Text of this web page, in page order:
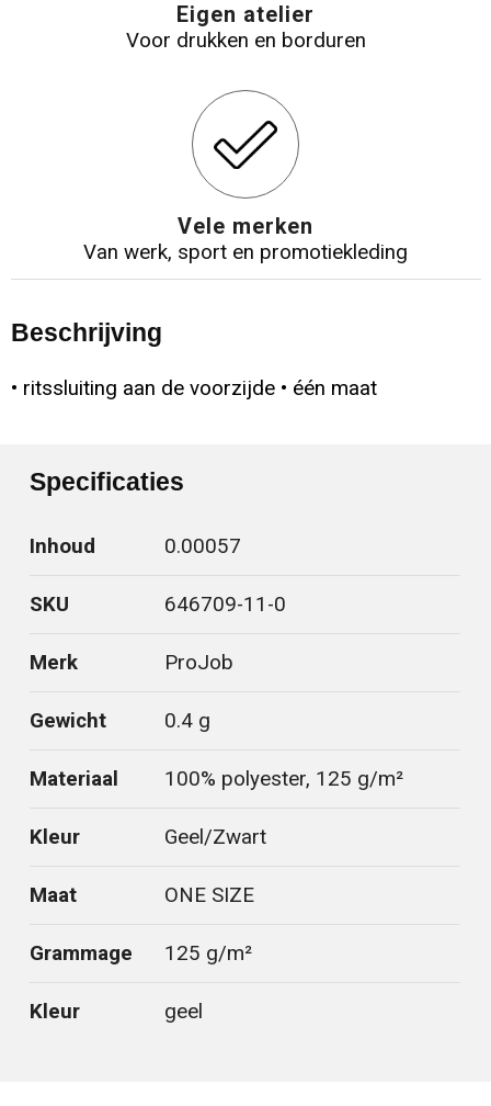
Eigen atelier
Voor drukken en borduren
Vele merken
Van werk, sport en promotiekleding
Beschrijving
• ritssluiting aan de voorzijde • één maat
Specificaties
Inhoud 0.00057
SKU 646709-11-0
Merk ProJob
Gewicht 0.4 g
Materiaal 100% polyester, 125 g/m²
Kleur Geel/Zwart
Maat ONE SIZE
Grammage 125 g/m²
Kleur geel